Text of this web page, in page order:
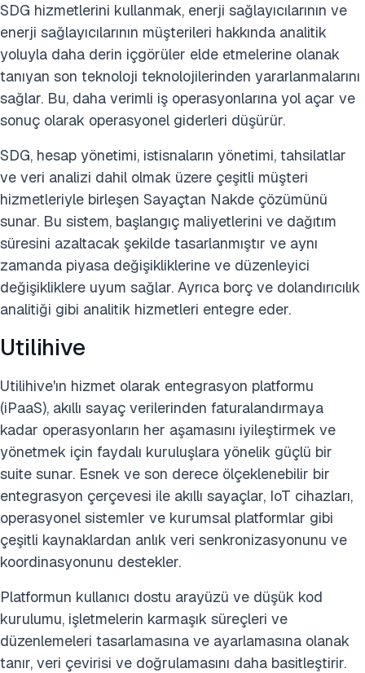
SDG hizmetlerini kullanmak, enerji sağlayıcılarının ve
enerji sağlayıcılarının müşterileri hakkında analitik
yoluyla daha derin içgörüler elde etmelerine olanak
tanıyan son teknoloji teknolojilerinden yararlanmalarını
sağlar. Bu, daha verimli iş operasyonlarına yol açar ve
sonuç olarak operasyonel giderleri düşürür.
SDG, hesap yönetimi, istisnaların yönetimi, tahsilatlar
ve veri analizi dahil olmak üzere çeşitli müşteri
hizmetleriyle birleşen Sayaçtan Nakde çözümünü
sunar. Bu sistem, başlangıç maliyetlerini ve dağıtım
süresini azaltacak şekilde tasarlanmıştır ve aynı
zamanda piyasa değişikliklerine ve düzenleyici
değişikliklere uyum sağlar. Ayrıca borç ve dolandırıcılık
analitiği gibi analitik hizmetleri entegre eder.
Utilihive
Utilihive'ın hizmet olarak entegrasyon platformu
(iPaaS), akıllı sayaç verilerinden faturalandırmaya
kadar operasyonların her aşamasını iyileştirmek ve
yönetmek için faydalı kuruluşlara yönelik güçlü bir
suite sunar. Esnek ve son derece ölçeklenebilir bir
entegrasyon çerçevesi ile akıllı sayaçlar, IoT cihazları,
operasyonel sistemler ve kurumsal platformlar gibi
çeşitli kaynaklardan anlık veri senkronizasyonunu ve
koordinasyonunu destekler.
Platformun kullanıcı dostu arayüzü ve düşük kod
kurulumu, işletmelerin karmaşık süreçleri ve
düzenlemeleri tasarlamasına ve ayarlamasına olanak
tanır, veri çevirisi ve doğrulamasını daha basitleştirir.